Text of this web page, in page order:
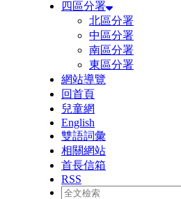
四區分署
北區分署
中區分署
南區分署
東區分署
網站導覽
回首頁
兒童網
English
雙語詞彙
相關網站
首長信箱
RSS
全文檢索